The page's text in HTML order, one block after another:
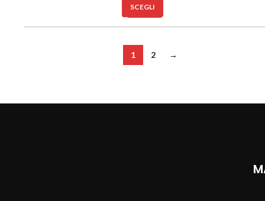
SCEGLI
1 2 →